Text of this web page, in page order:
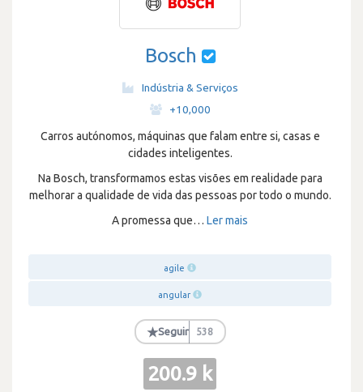
Bosch
Indústria & Serviços
+10,000
Carros autónomos, máquinas que falam entre si, casas e
cidades inteligentes.
Na Bosch, transformamos estas visões em realidade para
melhorar a qualidade de vida das pessoas por todo o mundo.
A promessa que… Ler mais
agile
angular
★Seguir 538
200.9 k